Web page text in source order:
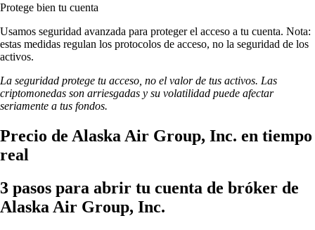
Protege bien tu cuenta
Usamos seguridad avanzada para proteger el acceso a tu cuenta. Nota:
estas medidas regulan los protocolos de acceso, no la seguridad de los
activos.
La seguridad protege tu acceso, no el valor de tus activos. Las
criptomonedas son arriesgadas y su volatilidad puede afectar
seriamente a tus fondos.
Precio de Alaska Air Group, Inc. en tiempo
real
3 pasos para abrir tu cuenta de bróker de
Alaska Air Group, Inc.